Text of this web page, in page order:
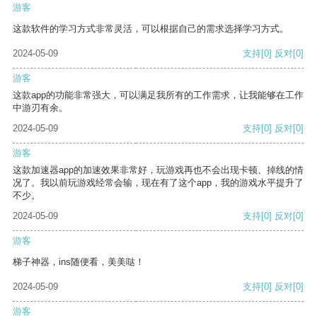
游客
这款软件的学习方式非常灵活，可以根据自己的需求选择学习方式。
2024-05-09 支持[0] 反对[0]
游客
这款app的功能非常强大，可以满足我所有的工作需求，让我能够在工作
中游刃有余。
2024-05-09
支持[0] 反对[0]
游客
这款加速器app的加速效果非常好，玩游戏再也不会出现卡顿、掉线的情
况了。我以前玩游戏经常会输，现在有了这个app，我的游戏水平提升了
不少。
2024-05-09
支持[0] 反对[0]
游客
梯子神器，ins随便看，美美哒！
2024-05-09 支持[0] 反对[0]
游客